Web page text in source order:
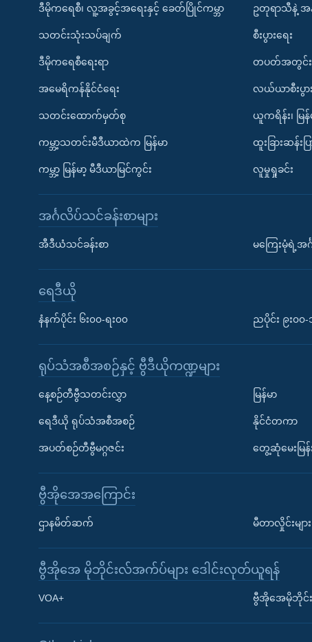
Learning English
ဒီမိုကရေစီ၊ လူ့အခွင့်အရေးနှင့် ခေတ်ပြိုင်ကမ္ဘာ
သတင်းသုံးသပ်ချက်
ဒီမိုကရေစီရေးရာ
အမေရိကန်နိုင်ငံရေး
သတင်းထောက်မှတ်စု
ကမ္ဘာ့သတင်းမီဒီယာထဲက မြန်မာ
ကမ္ဘာ့ မြန်မာ့ မီဒီယာမြင်ကွင်း
ဥတုရာသီနဲ့ အ
စီးပွားရေး
တပတ်အတွင်း
လယ်ယာစီးပွာ
ယူကရိန်း၊ မြ
ထူးခြားဆန်းပ
လူမှုရှုခင်း
အင်္ဂလိပ်သင်ခန်းစာများ
အီဒီယံသင်ခန်းစာ မကြေးမုံရဲ့အင်္
ရေဒီယို
နံနက်ပိုင်း ၆း၀၀-ရး၀၀ ညပိုင်း ၉း၀၀-
ရုပ်သံအစီအစဉ်နှင့် ဗွီဒီယိုကဏ္ဍများ
နေ့စဉ်တီဗွီသတင်းလွှာ
ရေဒီယို ရုပ်သံအစီအစဉ်
အပတ်စဉ်တီဗွီမဂ္ဂဇင်း
မြန်မာ
နိုင်ငံတကာ
တွေ့ဆုံမေးမြန်
ဗွီအိုအေအကြောင်း
ဌာနမိတ်ဆက် မီတာလှိုင်းများ
ဗွီအိုအေ မိုဘိုင်းလ်အက်ပ်များ ဒေါင်းလုတ်ယူရန်
VOA+ ဗွီအိုအေမိုဘိုင်